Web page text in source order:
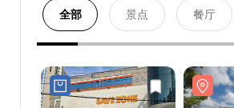
全部 景点 餐厅